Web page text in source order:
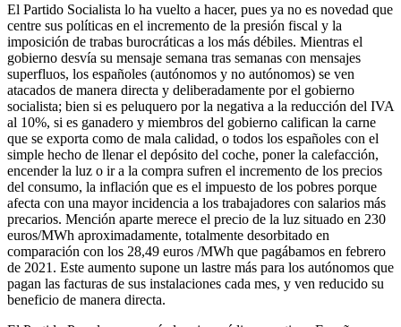
El Partido Socialista lo ha vuelto a hacer, pues ya no es novedad que
centre sus políticas en el incremento de la presión fiscal y la
imposición de trabas burocráticas a los más débiles. Mientras el
gobierno desvía su mensaje semana tras semanas con mensajes
superfluos, los españoles (autónomos y no autónomos) se ven
atacados de manera directa y deliberadamente por el gobierno
socialista; bien si es peluquero por la negativa a la reducción del IVA
al 10%, si es ganadero y miembros del gobierno califican la carne
que se exporta como de mala calidad, o todos los españoles con el
simple hecho de llenar el depósito del coche, poner la calefacción,
encender la luz o ir a la compra sufren el incremento de los precios
del consumo, la inflación que es el impuesto de los pobres porque
afecta con una mayor incidencia a los trabajadores con salarios más
precarios. Mención aparte merece el precio de la luz situado en 230
euros/MWh aproximadamente, totalmente desorbitado en
comparación con los 28,49 euros /MWh que pagábamos en febrero
de 2021. Este aumento supone un lastre más para los autónomos que
pagan las facturas de sus instalaciones cada mes, y ven reducido su
beneficio de manera directa.